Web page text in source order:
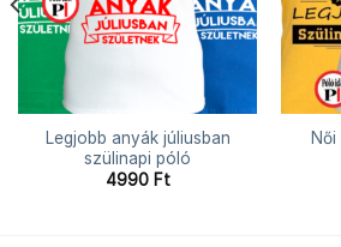
Legjobb anyák júliusban
szülinapi póló
4990 Ft